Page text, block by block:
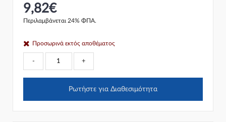
9,82€
Περιλαμβάνεται 24% ΦΠΑ.
Προσωρινά εκτός αποθέματος
- +
Ρωτήστε για Διαθεσιμότητα